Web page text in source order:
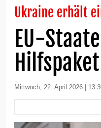
Ukraine erhält
EU-
Mittwoch, 22. April 2026 |